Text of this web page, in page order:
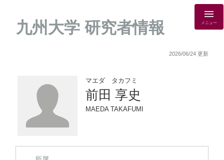
九州大学 研究者情報 メニュー
2026/06/24 更新
マエダ タカフミ
前田 享史
MAEDA TAKAFUMI